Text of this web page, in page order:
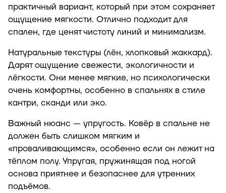
практичный вариант, который при этом сохраняет
ощущение мягкости. Отлично подходит для
спален, где ценят чистоту линий и минимализм.
Натуральные текстуры (лён, хлопковый жаккард).
Дарят ощущение свежести, экологичности и
лёгкости. Они менее мягкие, но психологически
очень комфортны, особенно в спальнях в стиле
кантри, сканди или эко.
Важный нюанс — упругость. Ковёр в спальне не
должен быть слишком мягким и
«проваливающимся», особенно если он лежит на
тёплом полу. Упругая, пружинящая под ногой
основа приятнее и безопаснее для утренних
подъёмов.